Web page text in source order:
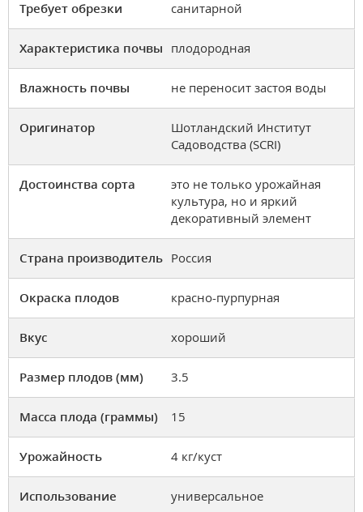
Требует обрезки санитарной
Характеристика почвы плодородная
Влажность почвы не переносит застоя воды
Оригинатор
Шотландский Институт
Садоводства (SCRI)
Достоинства сорта
это не только урожайная
культура, но и яркий
декоративный элемент
Страна производитель Россия
Окраска плодов красно-пурпурная
Вкус хороший
Размер плодов (мм) 3.5
Масса плода (граммы) 15
Урожайность 4 кг/куст
Использование универсальное